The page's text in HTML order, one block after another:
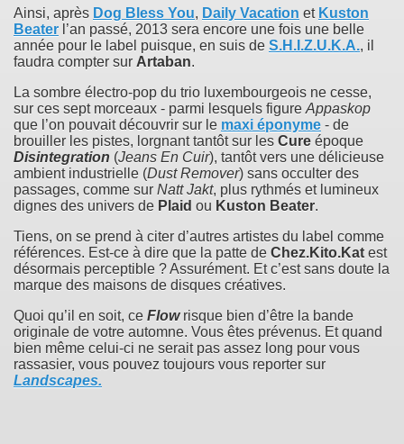
Ainsi, après Dog Bless You, Daily Vacation et Kuston
Beater l’an passé, 2013 sera encore une fois une belle
année pour le label puisque, en suis de S.H.I.Z.U.K.A., il
faudra compter sur Artaban.
La sombre électro-pop du trio luxembourgeois ne cesse,
sur ces sept morceaux - parmi lesquels figure Appaskop
que l’on pouvait découvrir sur le maxi éponyme - de
brouiller les pistes, lorgnant tantôt sur les Cure époque
Disintegration (Jeans En Cuir), tantôt vers une délicieuse
ambient industrielle (Dust Remover) sans occulter des
passages, comme sur Natt Jakt, plus rythmés et lumineux
dignes des univers de Plaid ou Kuston Beater.
Tiens, on se prend à citer d’autres artistes du label comme
références. Est-ce à dire que la patte de Chez.Kito.Kat est
désormais perceptible ? Assurément. Et c’est sans doute la
marque des maisons de disques créatives.
Quoi qu’il en soit, ce Flow risque bien d’être la bande
originale de votre automne. Vous êtes prévenus. Et quand
bien même celui-ci ne serait pas assez long pour vous
rassasier, vous pouvez toujours vous reporter sur
Landscapes.